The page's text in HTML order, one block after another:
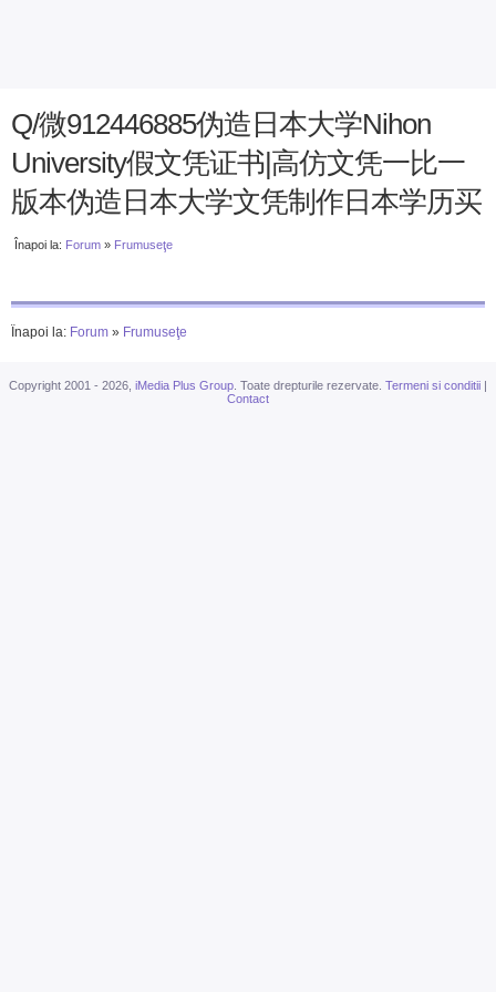
Q/微912446885伪造日本大学Nihon
University假文凭证书|高仿文凭一比一
版本伪造日本大学文凭制作日本学历买
Înapoi la: Forum » Frumuseţe
Înapoi la: Forum » Frumuseţe
Copyright 2001 - 2026, iMedia Plus Group . Toate drepturile rezervate. Termeni si conditii |
Contact